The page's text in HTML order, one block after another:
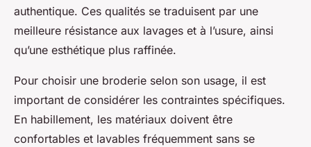
authentique. Ces qualités se traduisent par une
meilleure résistance aux lavages et à l’usure, ainsi
qu’une esthétique plus raffinée.
Pour choisir une broderie selon son usage, il est
important de considérer les contraintes spécifiques.
En habillement, les matériaux doivent être
confortables et lavables fréquemment sans se